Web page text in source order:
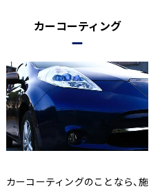
カーコーティング
カーコーティングのことなら、施